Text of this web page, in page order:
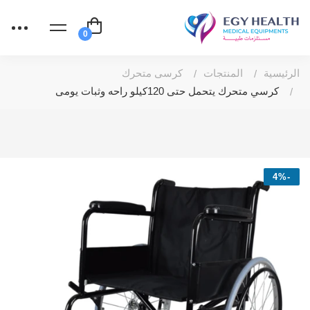
الرئيسية المنتجات
كرسى متحرك
كرسي متحرك يتحمل حتى 120كيلو راحه وثبات يومى
-4%